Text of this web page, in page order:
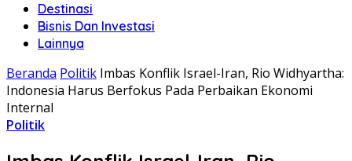
Destinasi
Bisnis Dan Investasi
Lainnya
Beranda Politik Imbas Konflik Israel-Iran, Rio Widhyartha:
Indonesia Harus Berfokus Pada Perbaikan Ekonomi
Internal
Politik